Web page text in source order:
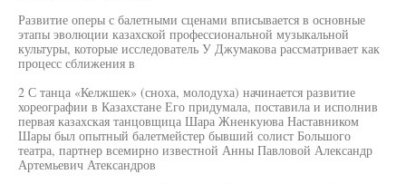
Развитие оперы с балетными сценами вписывается в основные
этапы эволюции казахской профессиональной музыкальной
культуры, которые исследователь У Джумакова рассматривает как
процесс сближения в
2 С танца «Келжшек» (сноха, молодуха) начинается развитие
хореографии в Казахстане Его придумала, поставила и исполнив
первая казахская танцовщица Шара Жненкуюва Наставником
Шары был опытный балетмейстер бывший солист Большого
театра, партнер всемирно известной Анны Павловой Александр
Артемьевич Атександров